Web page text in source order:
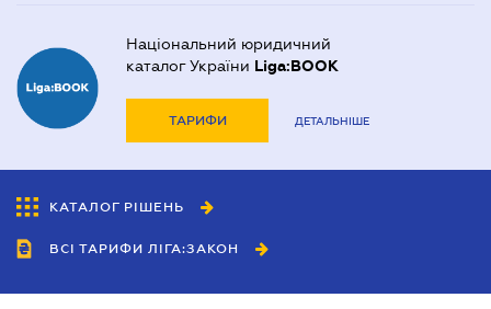
Національний юридичний
каталог України Liga:BOOK
ТАРИФИ ДЕТАЛЬНІШЕ
КАТАЛОГ РІШЕНЬ
ВСІ ТАРИФИ ЛІГА:ЗАКОН